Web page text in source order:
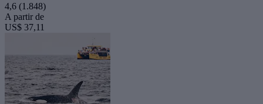
4,6 (1.848)
A partir de
US$ 37,11